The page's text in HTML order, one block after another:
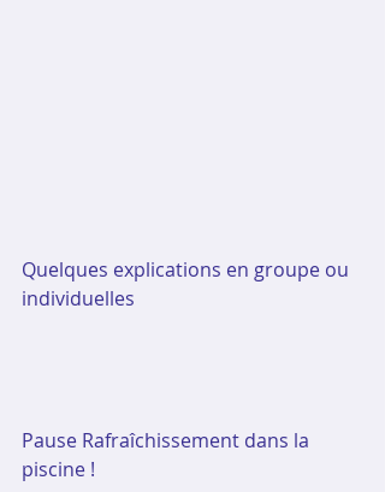
Quelques explications en groupe ou
individuelles
Pause Rafraîchissement dans la
piscine !